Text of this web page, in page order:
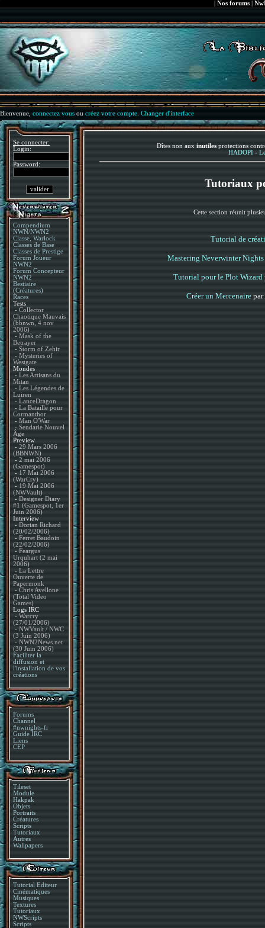
Nos forums|
Bienvenue, connectez vous ou créez votre compte Changer d'interface
Se connecter:
Login:
Password:
Compendium
NWN/NWN2
Classe, Warlock
Classes de Base
Classes de Prestige
Forum Joueur
NWN2
Forum Concepteur
NWN2
Bestiaire
(Créatures)
Races
Tests
- Collector
Chaotique Mauvais
(bbnwn, 4 nov
2006)
- Mask of the
Betrayer
- Storm of Zehir
- Mysteries of
Westgate
Mondes
- Les Artisans du
Mitan
- Les Légendes de
Luiren
- LanceDragon
- La Bataille pour
Cormanthor
- Man O'War
- Sendarie Nouvel
Âge
Preview
- 29 Mars 2006
(BBNWN)
- 2 mai 2006
(Gamespot)
- 17 Mai 2006
(WarCry)
- 19 Mai 2006
(NWVault)
- Designer Diary
#1 (Gamespot, 1er
Juin 2006)
Interview
- Dorian Richard
(20/02/2006)
- Ferret Baudoin
(22/02/2006)
- Feargus
Urquhart (2 mai
2006)
- La Lettre
Ouverte de
Papermonk
- Chris Avellone
(Total Video
Games)
Logs IRC
- Warcry
(27/01/2006)
- NWVault / NWC
(3 Juin 2006)
- NWN2News.net
(30 Juin 2006)
Faciliter la
diffusion et
l'installation de vos
créations
Forums
Channel
#nwnights-fr
Guide IRC
Liens
CEP
Tileset
Module
Hakpak
Objets
Portraits
Créatures
Scripts
Tutoriaux
Autres
Wallpapers
Tutorial Editeur
Cinématiques
Musiques
Textures
Tutoriaux
NWScripts
Scripts
Dîtes non aux inutiles protections
HADOPI -
Tutoriaux
Cette section réunit
Tutorial de
Mastering Neverwinter Nights
Tutorial pour le Plot Wizard
Créer un Mercenaire par